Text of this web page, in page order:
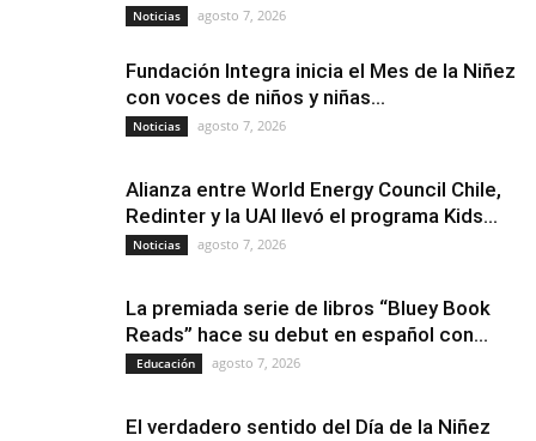
Noticias agosto 7, 2026
Fundación Integra inicia el Mes de la Niñez
con voces de niños y niñas...
Noticias agosto 7, 2026
Alianza entre World Energy Council Chile,
Redinter y la UAI llevó el programa Kids...
Noticias agosto 7, 2026
La premiada serie de libros “Bluey Book
Reads” hace su debut en español con...
Educación agosto 7, 2026
El verdadero sentido del Día de la Niñez